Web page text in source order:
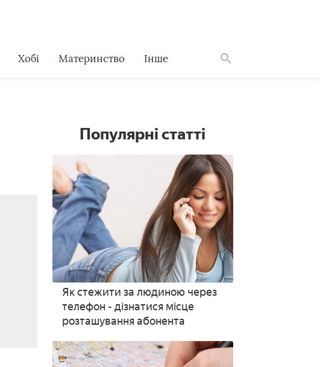
Хобі Материнство Інше
Популярні статті
Як стежити за людиною через
телефон - дізнатися місце
розташування абонента